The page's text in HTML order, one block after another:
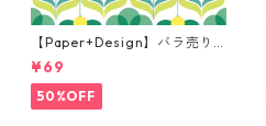
【Paper+Design】バラ売り2
枚 ランチサイズ ペーパーナプ
キン Geo Flowers グリーン
¥69
50%OFF